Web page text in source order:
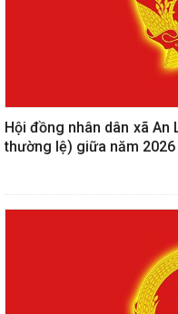
Hội đồng nhân dân xã An
thường lệ) giữa năm 2026